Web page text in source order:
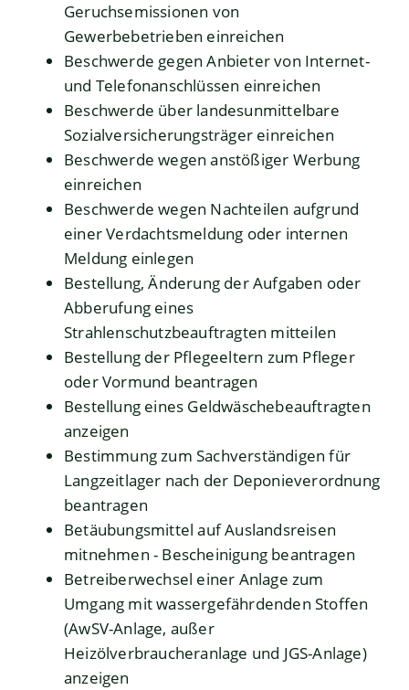
Geruchsemissionen von
Gewerbebetrieben einreichen
Beschwerde gegen Anbieter von Internet-
und Telefonanschlüssen einreichen
Beschwerde über landesunmittelbare
Sozialversicherungsträger einreichen
Beschwerde wegen anstößiger Werbung
einreichen
Beschwerde wegen Nachteilen aufgrund
einer Verdachtsmeldung oder internen
Meldung einlegen
Bestellung, Änderung der Aufgaben oder
Abberufung eines
Strahlenschutzbeauftragten mitteilen
Bestellung der Pflegeeltern zum Pfleger
oder Vormund beantragen
Bestellung eines Geldwäschebeauftragten
anzeigen
Bestimmung zum Sachverständigen für
Langzeitlager nach der Deponieverordnung
beantragen
Betäubungsmittel auf Auslandsreisen
mitnehmen - Bescheinigung beantragen
Betreiberwechsel einer Anlage zum
Umgang mit wassergefährdenden Stoffen
(AwSV-Anlage, außer
Heizölverbraucheranlage und JGS-Anlage)
anzeigen